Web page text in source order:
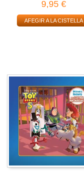
9,95 €
AFEGIR A LA CISTELLA